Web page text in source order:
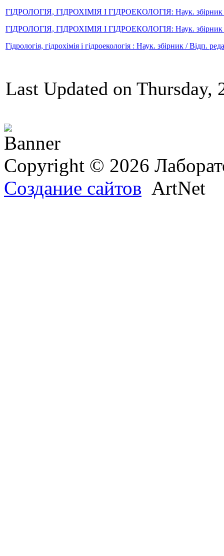
ГІДРОЛОГІЯ, ГІДРОХІМІЯ І ГІДРОЕКОЛОГІЯ: Наук. збірник /
ГІДРОЛОГІЯ, ГІДРОХІМІЯ І ГІДРОЕКОЛОГІЯ: Наук. збірник /
Гідрологія, гідрохімія і гідроекологія : Наук. збірник / Відп.
Last Updated on Thursday,
Copyright © 2026
Создание сайтов ArtNet